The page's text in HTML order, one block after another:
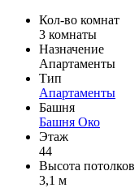
Кол-во комнат
3 комнаты
Назначение
Апартаменты
Тип
Апартаменты
Башня
Башня Око
Этаж
44
Высота потолков
3,1 м